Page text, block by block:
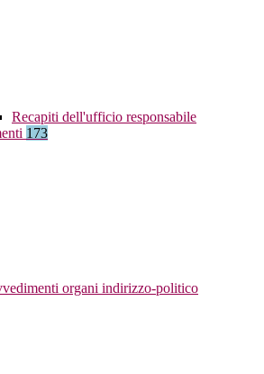
Recapiti dell'ufficio responsabile
173
organi indirizzo-politico